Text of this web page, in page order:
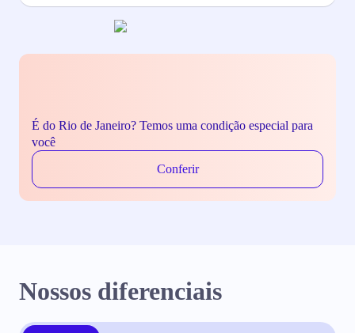
É do Rio de Janeiro? Temos uma condição especial para
você
Conferir
Nossos diferenciais